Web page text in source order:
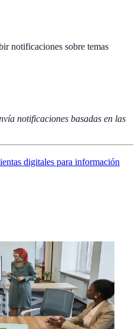
notificaciones sobre temas
notificaciones basadas en las
digitales para información